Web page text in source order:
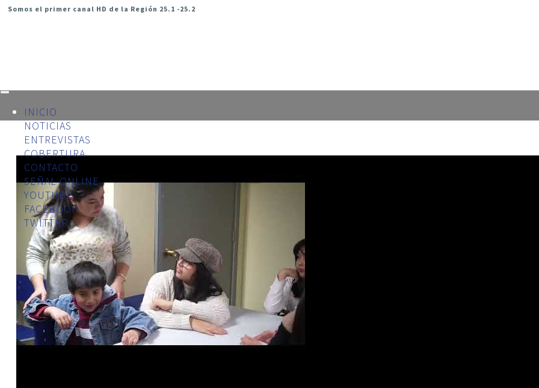
Somos el primer canal HD de la Región 25.1 -25.2
INICIO
NOTICIAS
ENTREVISTAS
COBERTURA
CONTACTO
SEÑAL ONLINE
YOUTUBE
FACEBOOK
TWITTER